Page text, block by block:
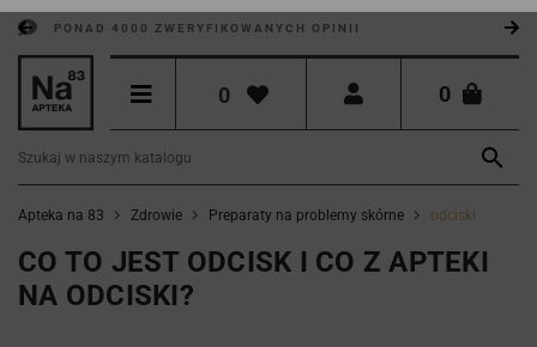
PONAD 4000 ZWERYFIKOWANYCH OPINII
0 0

Apteka na 83 Zdrowie Preparaty na problemy skórne odciski
CO TO JEST ODCISK I CO Z APTEKI
NA ODCISKI?